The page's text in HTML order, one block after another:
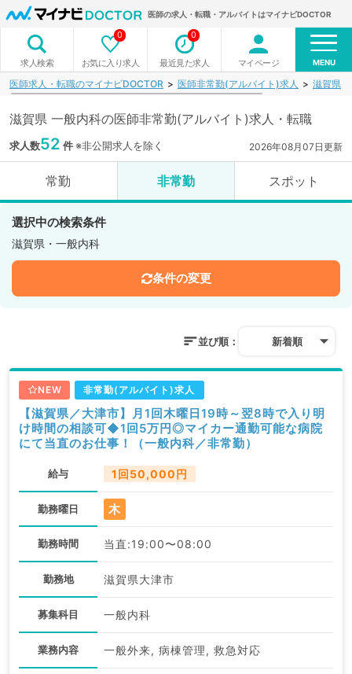
医師の求人・転職・アルバイトはマイナビDOCTOR
求人検索 お気に入り求人
0
最近見た求人
0
マイページ MENU
医師求人・転職のマイナビDOCTOR 医師非常勤(アルバイト)求人 滋賀県
滋賀県 一般内科の医師非常勤(アルバイト)求人・転職
求人数52 件※非公開求人を除く 2026年08月07日更新
常勤 非常勤 スポット
選択中の検索条件
滋賀県・一般内科
条件の変更
並び順： 新着順
NEW 非常勤(アルバイト)求人
【滋賀県／大津市】月1回木曜日19時～翌8時で入り明
け時間の相談可◆1回5万円◎マイカー通勤可能な病院
にて当直のお仕事！（一般内科／非常勤）
給与 1回50,000円
勤務曜日 木
勤務時間 当直:19:00〜08:00
勤務地 滋賀県大津市
募集科目 一般内科
業務内容 一般外来, 病棟管理, 救急対応